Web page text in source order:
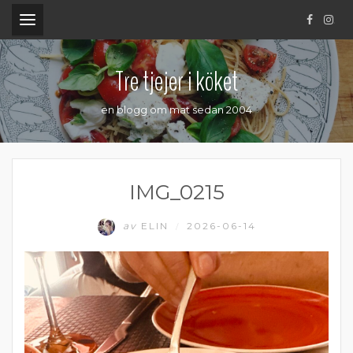
.
Tre tjejer i köket
en blogg om mat sedan 2004
IMG_0215
av ELIN 2026-06-14